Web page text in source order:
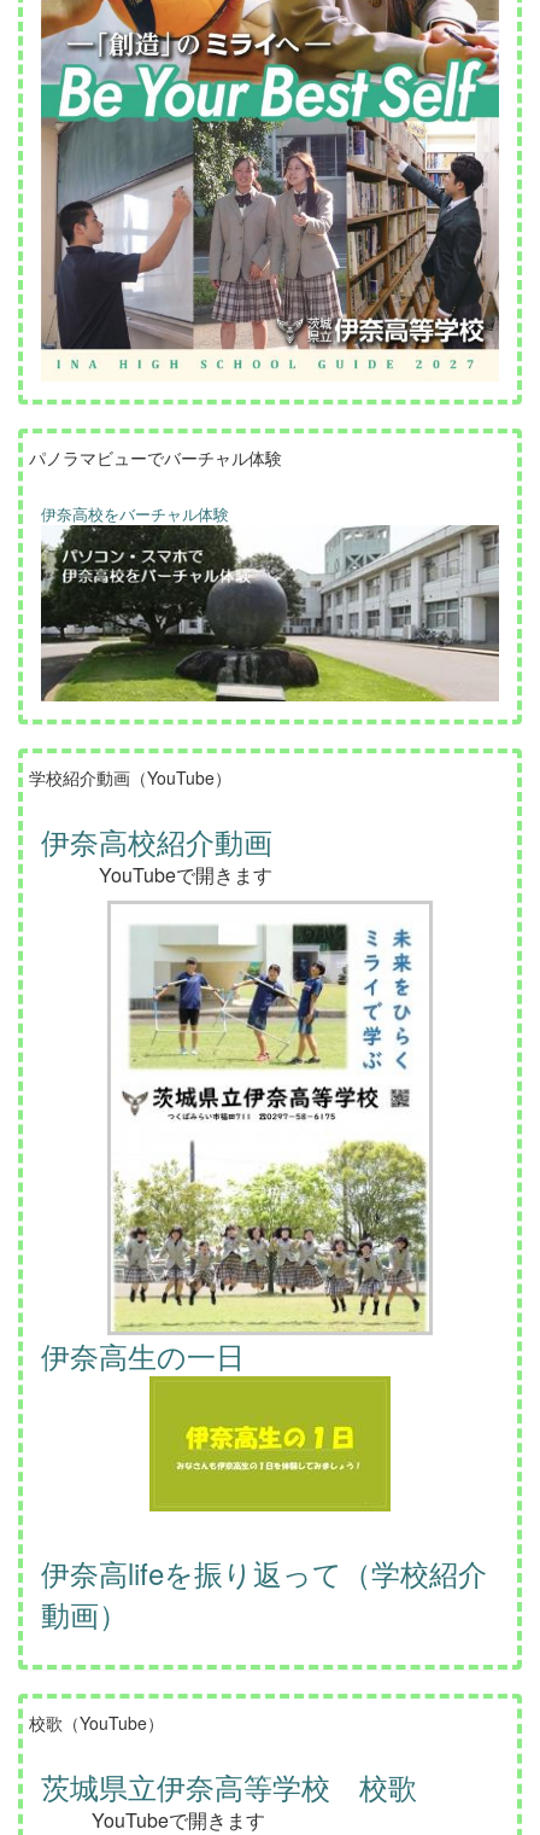
パノラマビューでバーチャル体験
伊奈高校をバーチャル体験
学校紹介動画（YouTube）
伊奈高校紹介動画
YouTubeで開きます
伊奈高生の一日
伊奈高lifeを振り返って（学校紹介
動画）
校歌（YouTube）
茨城県立伊奈高等学校 校歌
YouTubeで開きます